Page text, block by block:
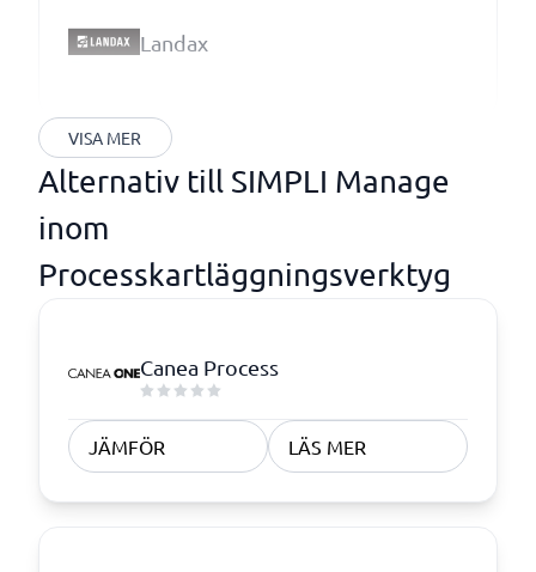
Landax
VISA MER
Alternativ till SIMPLI Manage
inom
Processkartläggningsverktyg
Canea Process
JÄMFÖR LÄS MER